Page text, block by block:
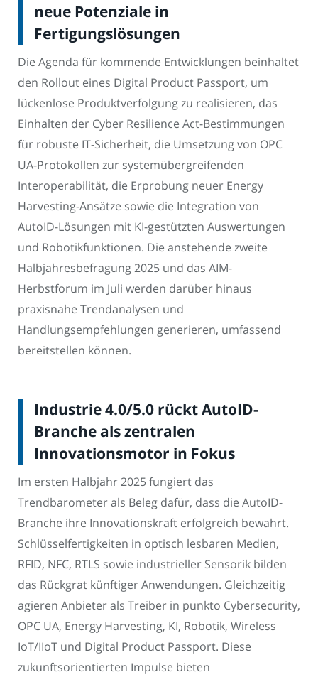
neue Potenziale in
Fertigungslösungen
Die Agenda für kommende Entwicklungen beinhaltet
den Rollout eines Digital Product Passport, um
lückenlose Produktverfolgung zu realisieren, das
Einhalten der Cyber Resilience Act-Bestimmungen
für robuste IT-Sicherheit, die Umsetzung von OPC
UA-Protokollen zur systemübergreifenden
Interoperabilität, die Erprobung neuer Energy
Harvesting-Ansätze sowie die Integration von
AutoID-Lösungen mit KI-gestützten Auswertungen
und Robotikfunktionen. Die anstehende zweite
Halbjahresbefragung 2025 und das AIM-
Herbstforum im Juli werden darüber hinaus
praxisnahe Trendanalysen und
Handlungsempfehlungen generieren, umfassend
bereitstellen können.
Industrie 4.0/5.0 rückt AutoID-
Branche als zentralen
Innovationsmotor in Fokus
Im ersten Halbjahr 2025 fungiert das
Trendbarometer als Beleg dafür, dass die AutoID-
Branche ihre Innovationskraft erfolgreich bewahrt.
Schlüsselfertigkeiten in optisch lesbaren Medien,
RFID, NFC, RTLS sowie industrieller Sensorik bilden
das Rückgrat künftiger Anwendungen. Gleichzeitig
agieren Anbieter als Treiber in punkto Cybersecurity,
OPC UA, Energy Harvesting, KI, Robotik, Wireless
IoT/IIoT und Digital Product Passport. Diese
zukunftsorientierten Impulse bieten